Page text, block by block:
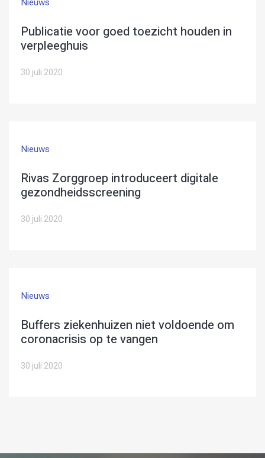
Publicatie voor goed toezicht houden in
verpleeghuis
30 juli 2020
Nieuws
Rivas Zorggroep introduceert digitale
gezondheidsscreening
30 juli 2020
Nieuws
Buffers ziekenhuizen niet voldoende om
coronacrisis op te vangen
30 juli 2020